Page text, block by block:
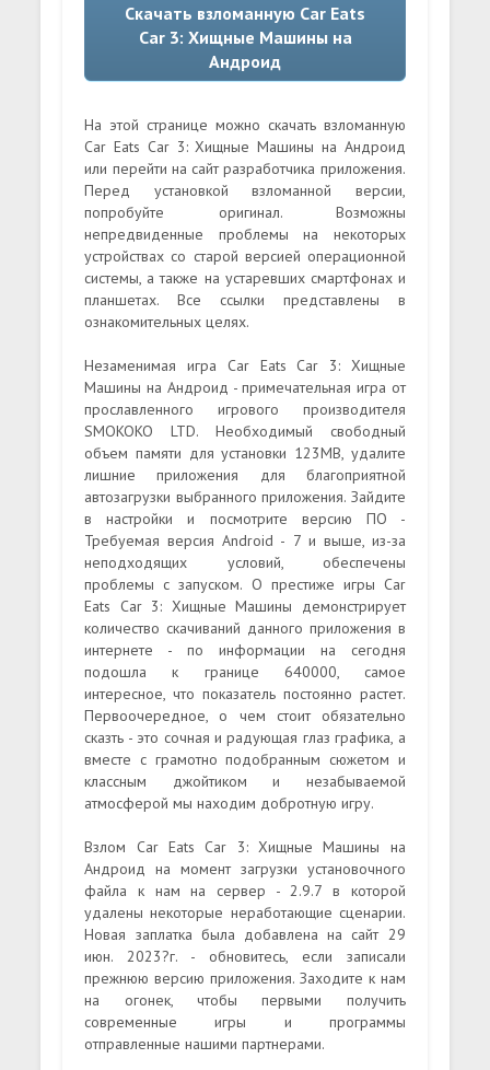
Скачать взломанную Car Eats
Car 3: Хищные Машины на
Андроид
На этой странице можно скачать взломанную
Car Eats Car 3: Хищные Машины на Андроид
или перейти на сайт разработчика приложения.
Перед установкой взломанной версии,
попробуйте оригинал. Возможны
непредвиденные проблемы на некоторых
устройствах со старой версией операционной
системы, а также на устаревших смартфонах и
планшетах. Все ссылки представлены в
ознакомительных целях.
Незаменимая игра Car Eats Car 3: Хищные
Машины на Андроид - примечательная игра от
прославленного игрового производителя
SMOKOKO LTD. Необходимый свободный
объем памяти для установки 123MB, удалите
лишние приложения для благоприятной
автозагрузки выбранного приложения. Зайдите
в настройки и посмотрите версию ПО -
Требуемая версия Android - 7 и выше, из-за
неподходящих условий, обеспечены
проблемы с запуском. О престиже игры Car
Eats Car 3: Хищные Машины демонстрирует
количество скачиваний данного приложения в
интернете - по информации на сегодня
подошла к границе 640000, самое
интересное, что показатель постоянно растет.
Первоочередное, о чем стоит обязательно
сказть - это сочная и радующая глаз графика, а
вместе с грамотно подобранным сюжетом и
классным джойтиком и незабываемой
атмосферой мы находим добротную игру.
Взлом Car Eats Car 3: Хищные Машины на
Андроид на момент загрузки установочного
файла к нам на сервер - 2.9.7 в которой
удалены некоторые неработающие сценарии.
Новая заплатка была добавлена на сайт 29
июн. 2023?г. - обновитесь, если записали
прежнюю версию приложения. Заходите к нам
на огонек, чтобы первыми получить
современные игры и программы
отправленные нашими партнерами.